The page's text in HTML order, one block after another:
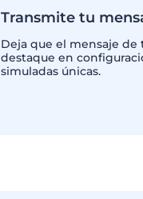
Transmite tu
Deja que el mensaje de
destaque en
simuladas únicas.